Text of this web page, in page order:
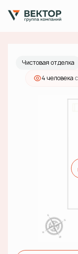
2-комнатный
Чистовая отделка
4 человекa